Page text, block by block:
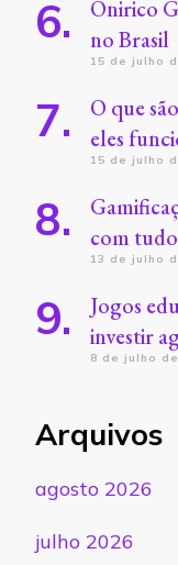
Onirico
no Brasil
15 de julho
O que
eles
15 de julho
com
13 de julho
Jogos
investir
8 de julho
Arquivos
agosto 2026
julho 2026